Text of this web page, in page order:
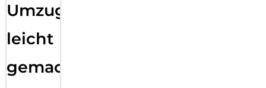
Umzug
leicht
gemacht!